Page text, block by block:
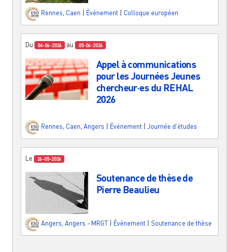
Rennes Caen Événement Colloque européen
Du 04-06-2026 au 05-06-2026
Appel à communications
pour les Journées Jeunes
chercheur·es du REHAL
2026
Rennes Caen Angers Événement Journée d'études
Le 26-05-2026
Soutenance de thèse de
Pierre Beaulieu
Angers Angers - MRGT Événement Soutenance de thèse